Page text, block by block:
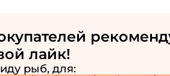
лайк!
рыб, для: